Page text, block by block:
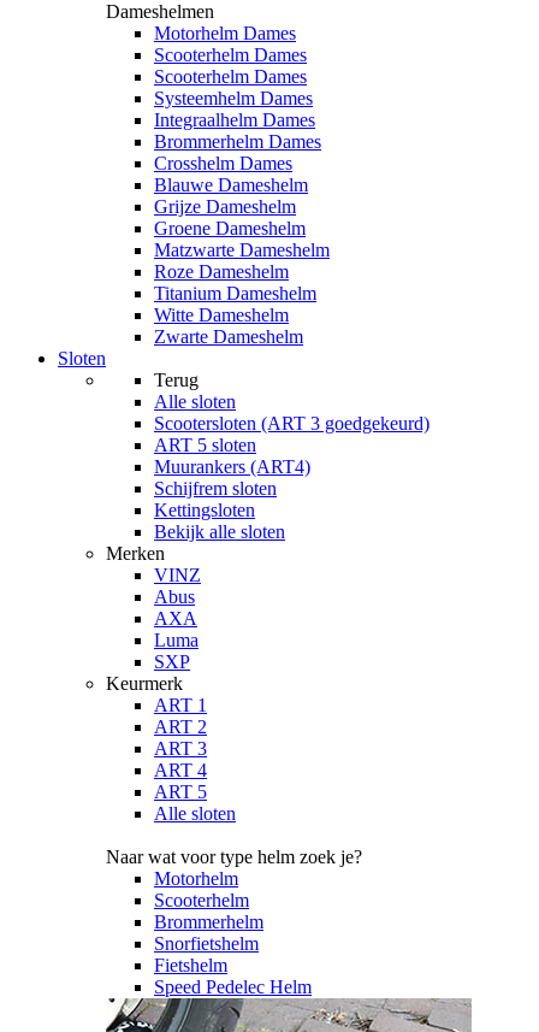
Dameshelmen
Motorhelm Dames
Scooterhelm Dames
Scooterhelm Dames
Systeemhelm Dames
Integraalhelm Dames
Brommerhelm Dames
Crosshelm Dames
Blauwe Dameshelm
Grijze Dameshelm
Groene Dameshelm
Matzwarte Dameshelm
Roze Dameshelm
Titanium Dameshelm
Witte Dameshelm
Zwarte Dameshelm
Sloten
Terug
Alle sloten
Scootersloten (ART 3 goedgekeurd)
ART 5 sloten
Muurankers (ART4)
Schijfrem sloten
Kettingsloten
Bekijk alle sloten
Merken
VINZ
Abus
AXA
Luma
SXP
Keurmerk
ART 1
ART 2
ART 3
ART 4
ART 5
Alle sloten
Naar wat voor type helm zoek je?
Motorhelm
Scooterhelm
Brommerhelm
Snorfietshelm
Fietshelm
Speed Pedelec Helm